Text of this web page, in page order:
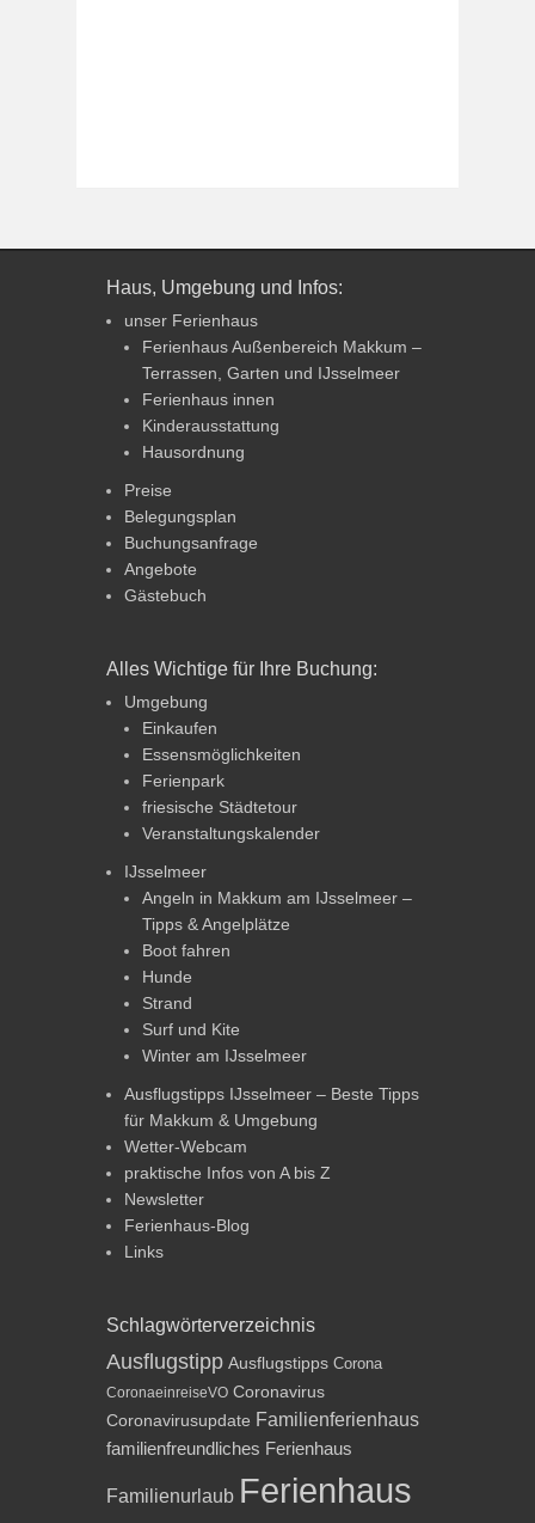
Haus, Umgebung und Infos:
unser Ferienhaus
Ferienhaus Außenbereich Makkum –
Terrassen, Garten und IJsselmeer
Ferienhaus innen
Kinderausstattung
Hausordnung
Preise
Belegungsplan
Buchungsanfrage
Angebote
Gästebuch
Alles Wichtige für Ihre Buchung:
Umgebung
Einkaufen
Essensmöglichkeiten
Ferienpark
friesische Städtetour
Veranstaltungskalender
IJsselmeer
Angeln in Makkum am IJsselmeer –
Tipps & Angelplätze
Boot fahren
Hunde
Strand
Surf und Kite
Winter am IJsselmeer
Ausflugstipps IJsselmeer – Beste Tipps
für Makkum & Umgebung
Wetter-Webcam
praktische Infos von A bis Z
Newsletter
Ferienhaus-Blog
Links
Schlagwörterverzeichnis
Ausflugstipp Ausflugstipps Corona
CoronaeinreiseVO Coronavirus
Coronavirusupdate Familienferienhaus
familienfreundliches Ferienhaus
Familienurlaub Ferienhaus